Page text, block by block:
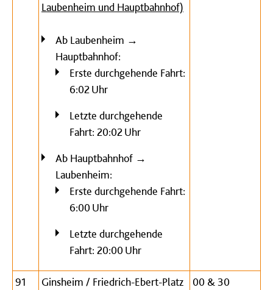
Laubenheim und Hauptbahnhof)
Ab Laubenheim →
Hauptbahnhof:
Erste durchgehende Fahrt:
6:02 Uhr
Letzte durchgehende
Fahrt: 20:02 Uhr
Ab Hauptbahnhof →
Laubenheim:
Erste durchgehende Fahrt:
6:00 Uhr
Letzte durchgehende
Fahrt: 20:00 Uhr
91
Ginsheim / Friedrich-Ebert-Platz
00 & 30